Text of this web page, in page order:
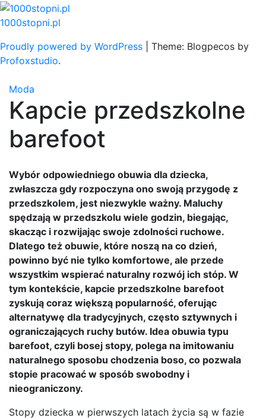
Skip
to
1000stopni.pl
Proudly powered by WordPress
Theme: Blogpecos by
Profoxstudio.
Moda
Kapcie przedszkolne
barefoot
Wybór odpowiedniego obuwia dla dziecka,
zwłaszcza gdy rozpoczyna ono swoją przygodę z
przedszkolem, jest niezwykle ważny. Maluchy
spędzają w przedszkolu wiele godzin, biegając,
skacząc i rozwijając swoje zdolności ruchowe.
Dlatego też obuwie, które noszą na co dzień,
powinno być nie tylko komfortowe, ale przede
wszystkim wspierać naturalny rozwój ich stóp. W
tym kontekście, kapcie przedszkolne barefoot
zyskują coraz większą popularność, oferując
alternatywę dla tradycyjnych, często sztywnych i
ograniczających ruchy butów. Idea obuwia typu
barefoot, czyli bosej stopy, polega na imitowaniu
naturalnego sposobu chodzenia boso, co pozwala
stopie pracować w sposób swobodny i
nieograniczony.
Stopy dziecka w pierwszych latach życia są w fazie